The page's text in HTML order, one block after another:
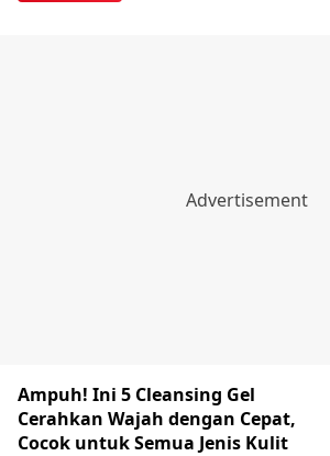
Ampuh! Ini 5 Cleansing Gel
Cerahkan Wajah dengan Cepat,
Cocok untuk Semua Jenis Kulit